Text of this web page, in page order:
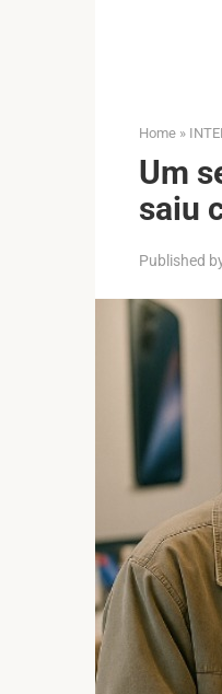
Home »
Um
saiu
Published